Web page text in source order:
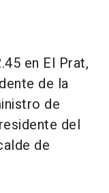
en El Prat,
de la
de
del
de